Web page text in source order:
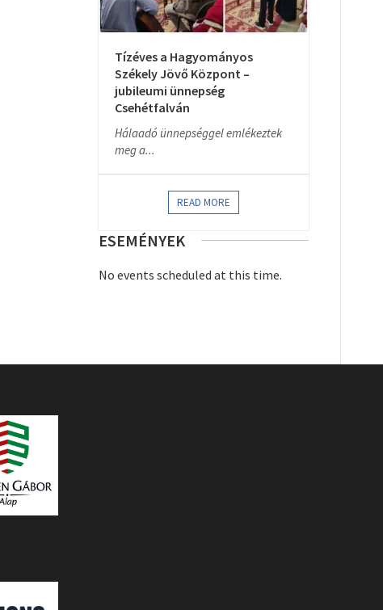
Tízéves a Hagyományos
Székely Jövő Központ –
jubileumi ünnepség
Csehétfalván
Hálaadó ünnepséggel emlékeztek
meg a...
READ MORE
ESEMÉNYEK
No events scheduled at this time.